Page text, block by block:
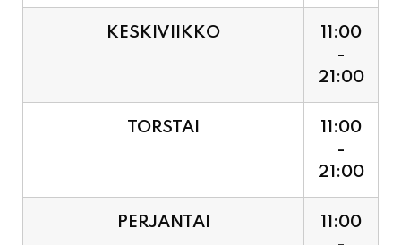
21:00
11:00
-
21:00
11:00
-
21:00